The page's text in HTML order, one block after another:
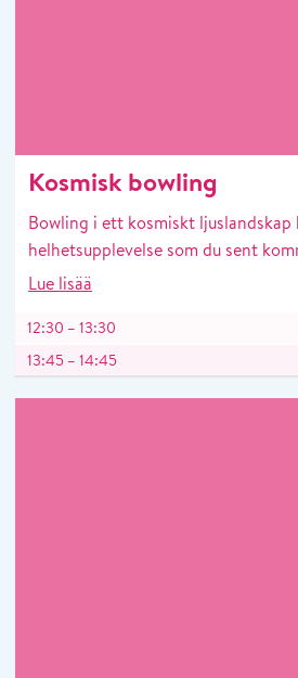
Kosmisk bowling
Bowling i ett kosmiskt ljuslandskap
helhetsupplevelse som du sent
Lue lisää
12:30 – 13:30
13:45 – 14:45